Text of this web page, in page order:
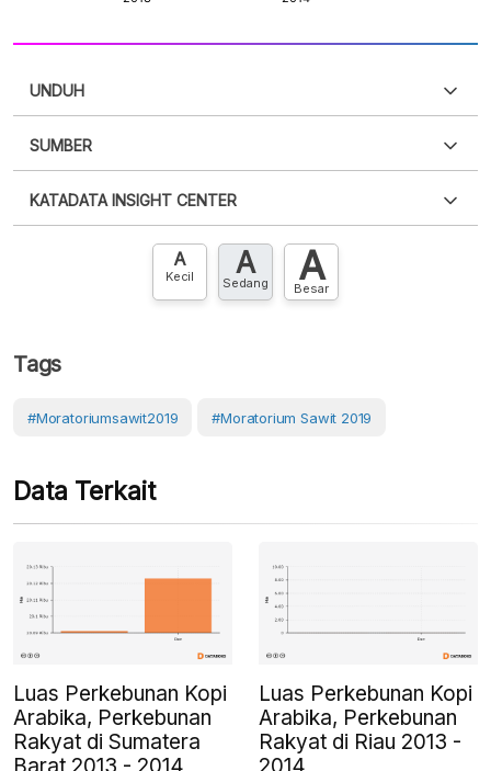
UNDUH
XLS
SUMBER
punya akun?Silakan Daftar sekarang
KATADATA INSIGHT CENTER
Hubungi sekarang »
A
Kecil A
Sedang A
Besar
Tags
#Moratoriumsawit2019 #Moratorium Sawit 2019
Data Terkait
Luas Perkebunan Kopi
Arabika, Perkebunan
Rakyat di Sumatera
Luas Perkebunan Kopi
Arabika, Perkebunan
Rakyat di Riau 2013 -